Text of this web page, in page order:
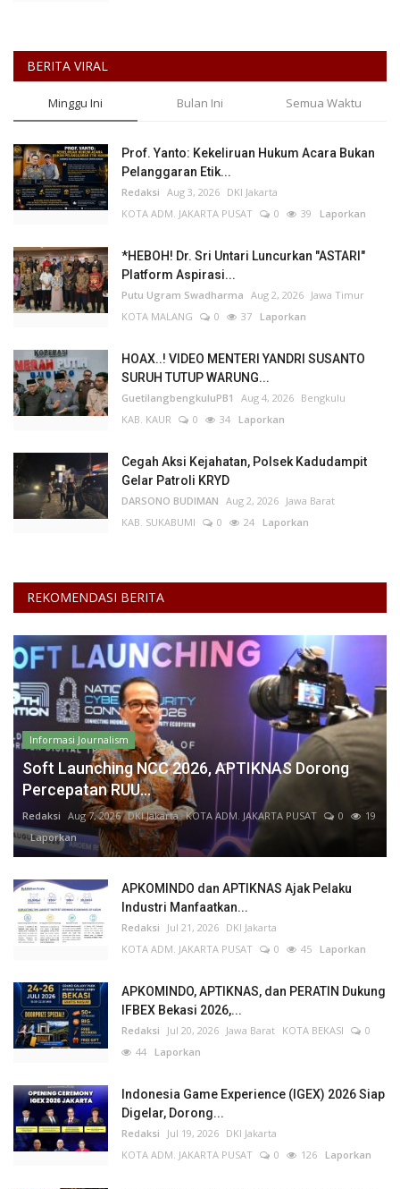
BERITA VIRAL
Minggu Ini Bulan Ini Semua Waktu
Prof. Yanto: Kekeliruan Hukum Acara Bukan
Pelanggaran Etik...
Redaksi Aug 3, 2026 DKI Jakarta
KOTA ADM. JAKARTA PUSAT
0 39 Laporkan
*HEBOH! Dr. Sri Untari Luncurkan "ASTARI"
Platform Aspirasi...
Putu Ugram Swadharma Aug 2, 2026 Jawa Timur
KOTA MALANG
0 37 Laporkan
HOAX..! VIDEO MENTERI YANDRI SUSANTO
SURUH TUTUP WARUNG...
GuetilangbengkuluPB1 Aug 4, 2026 Bengkulu
KAB. KAUR
0 34 Laporkan
Cegah Aksi Kejahatan, Polsek Kadudampit
Gelar Patroli KRYD
DARSONO BUDIMAN Aug 2, 2026 Jawa Barat
KAB. SUKABUMI
0 24 Laporkan
REKOMENDASI BERITA
Informasi Journalism
Soft Launching NCC 2026, APTIKNAS Dorong
Percepatan RUU...
Redaksi Aug 7, 2026 DKI Jakarta KOTA ADM. JAKARTA PUSAT 0
19
Laporkan
APKOMINDO dan APTIKNAS Ajak Pelaku
Industri Manfaatkan...
Redaksi Jul 21, 2026 DKI Jakarta
KOTA ADM. JAKARTA PUSAT
0 45 Laporkan
APKOMINDO, APTIKNAS, dan PERATIN Dukung
IFBEX Bekasi 2026,...
Redaksi Jul 20, 2026 Jawa Barat KOTA BEKASI
0
44 Laporkan
Indonesia Game Experience (IGEX) 2026 Siap
Digelar, Dorong...
Redaksi Jul 19, 2026 DKI Jakarta
KOTA ADM. JAKARTA PUSAT
0 126 Laporkan